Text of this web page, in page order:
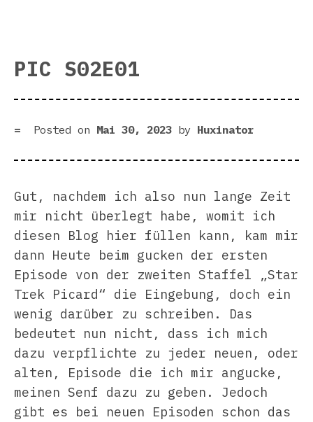
PIC S02E01
Posted on Mai 30, 2023 by Huxinator
Gut, nachdem ich also nun lange Zeit
mir nicht überlegt habe, womit ich
diesen Blog hier füllen kann, kam mir
dann Heute beim gucken der ersten
Episode von der zweiten Staffel „Star
Trek Picard“ die Eingebung, doch ein
wenig darüber zu schreiben. Das
bedeutet nun nicht, dass ich mich
dazu verpflichte zu jeder neuen, oder
alten, Episode die ich mir angucke,
meinen Senf dazu zu geben. Jedoch
gibt es bei neuen Episoden schon das